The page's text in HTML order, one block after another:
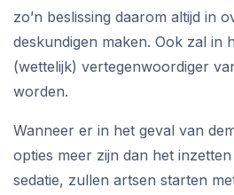
zo’n beslissing daarom altijd in
deskundigen maken. Ook zal in
(wettelijk) vertegenwoordiger
worden.
Wanneer er in het geval van
opties meer zijn dan het
sedatie, zullen artsen starten